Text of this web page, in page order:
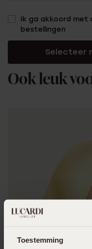
Toestemming
Ik ga akkoord met
bestellingen
Selecteer
Ook leuk